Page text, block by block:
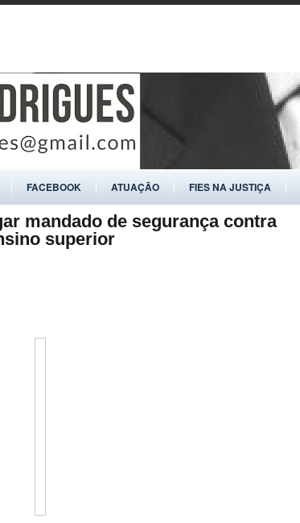
FACEBOOK ATUAÇÃO FIES NA JUSTIÇA
mandado de segurança contra
superior